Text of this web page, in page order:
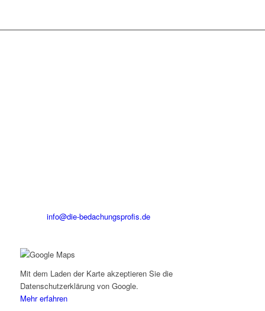
info@die-bedachungsprofis.de
Mit dem Laden der Karte akzeptieren Sie die
Datenschutzerklärung von Google.
Mehr erfahren